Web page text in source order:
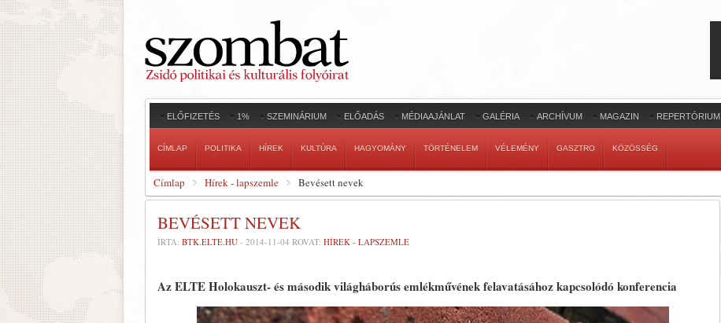
ELŐFIZETÉS 1% SZEMINÁRIUM ELŐADÁS MÉDIAAJÁNLAT GALÉRIA ARCHÍVUM MAGAZIN REPERTÓRIUM
CÍMLAP POLITIKA HÍREK KULTÚRA HAGYOMÁNY TÖRTÉNELEM VÉLEMÉNY GASZTRO KÖZÖSSÉG
Címlap Hírek - lapszemle Bevésett nevek
BEVÉSETT NEVEK
ÍRTA: BTK.ELTE.HU - 2014-11-04 ROVAT: HÍREK - LAPSZEMLE
Az ELTE Holokauszt- és második világháborús emlékművének felavatásához kapcsolódó konferencia